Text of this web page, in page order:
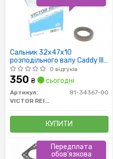
Superb
Suzuki:
Volkswagen: Bora,
Transporter,
Vento
-Volvo: S40,
V40
- Двигун і Система вихлопу
Сальник 32x47x10
розподільного валу Caddy III
1.6i/1.9/2.0 TDI/SDI 04-
(тефлон)
0 відгуків
350 ₴ сьогодні
Артикул:
81-34367-00
VICTOR REINZ
КУПИТИ
Передплата
обов'язкова